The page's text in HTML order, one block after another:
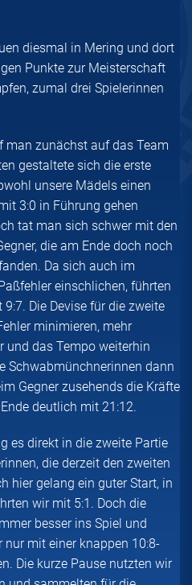
diesmal in Mering und dort
Punkte zur Meisterschaft
zumal drei Spielerinnen
man zunächst auf das Team
gestaltete sich die erste
unsere Mädels einen
3:0 in Führung gehen
tat man sich schwer mit den
die am Ende doch noch
Da sich auch im
einschlichen, führten
Die Devise für die zweite
minimieren, mehr
und das Tempo weiterhin
Schwabmünchnerinnen dann
Gegner zusehends die Kräfte
deutlich mit 21:12.
es direkt in die zweite Partie
die derzeit den zweiten
hier gelang ein guter Start, in
wir mit 5:1. Doch die
besser ins Spiel und
mit einer knappen 10:8-
Die kurze Pause nutzten wir